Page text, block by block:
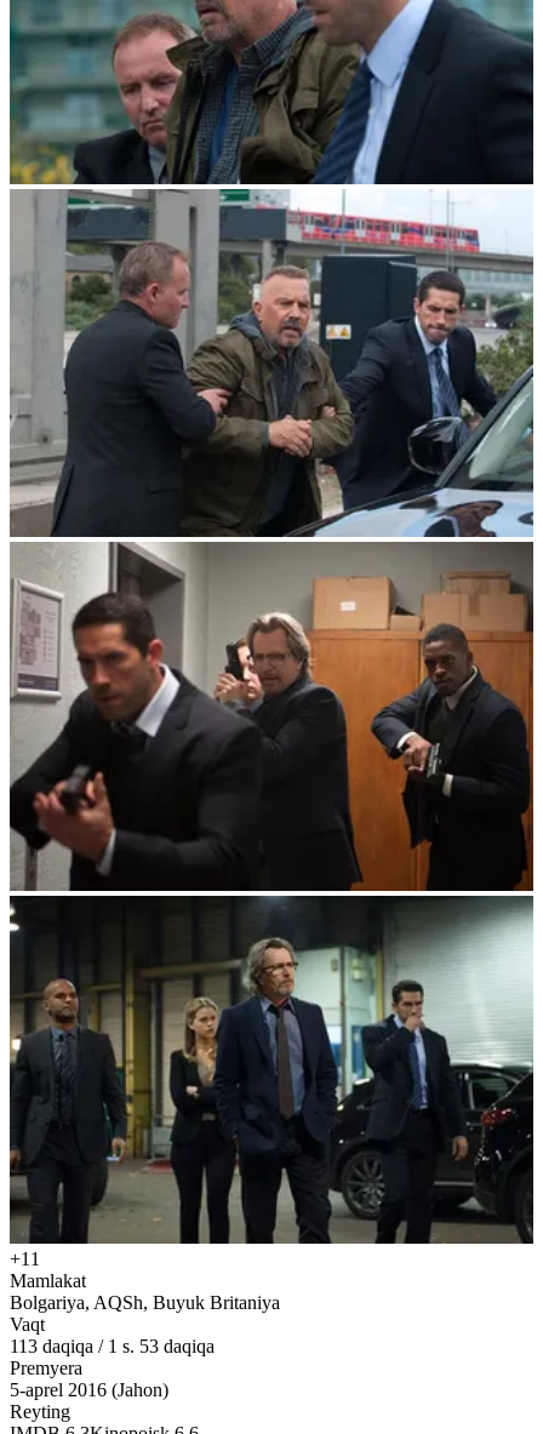
+11
Mamlakat
Bolgariya, AQSh, Buyuk Britaniya
Vaqt
113 daqiqa / 1 s. 53 daqiqa
Premyera
5-aprel 2016 (Jahon)
Reyting